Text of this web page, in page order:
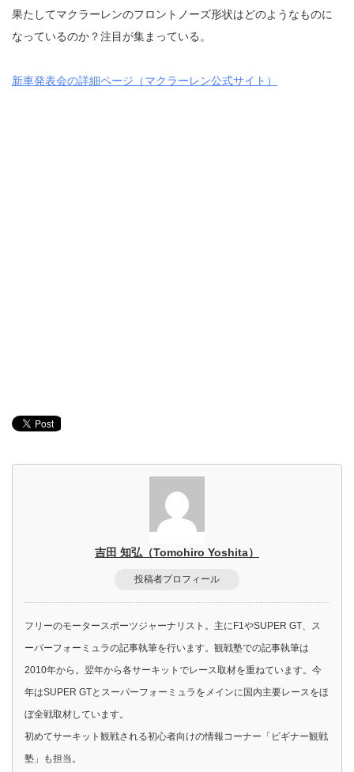
果たしてマクラーレンのフロントノーズ形状はどのようなものに
なっているのか？注目が集まっている。
新車発表会の詳細ページ（マクラーレン公式サイト）
吉田 知弘（Tomohiro Yoshita）
投稿者プロフィール
フリーのモータースポーツジャーナリスト。主にF1やSUPER GT、ス
ーパーフォーミュラの記事執筆を行います。観戦塾での記事執筆は
2010年から。翌年から各サーキットでレース取材を重ねています。今
年はSUPER GTとスーパーフォーミュラをメインに国内主要レースをほ
ぼ全戦取材しています。
初めてサーキット観戦される初心者向けの情報コーナー「ビギナー観戦
塾」も担当。